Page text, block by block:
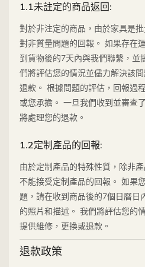
1.1未註定的商品返回:
對於非注定的商品，由於家具是
對非質量問題的回報。 如果存在
到貨物後的7天內與我們聯繫，並
們將評估您的情況並儘力解決該
退款。 根據問題的評估，回報過
或您承擔。 一旦我們收到並審查
將處理您的退款。
1.2定制產品的回報:
由於定制產品的特殊性質，除非
不能接受定制產品的回報。 如果
題，請在收到商品後的7個日曆日
的照片和描述。 我們將評估您的
提供維修，更換或退款。
退款政策